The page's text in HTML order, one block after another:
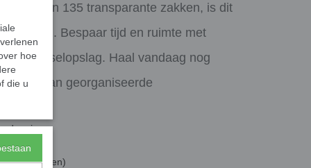
6 liter en 135 transparante zakken, is dit
Bespaar tijd en ruimte met
voedselopslag. Haal vandaag nog
van georganiseerde
de vriezer
45 zakken)
hoe
die u